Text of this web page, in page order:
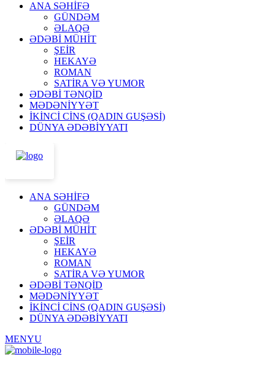
ANA SƏHİFƏ
GÜNDƏM
ƏLAQƏ
ƏDƏBİ MÜHİT
ŞEİR
HEKAYƏ
ROMAN
SATİRA VƏ YUMOR
ƏDƏBİ TƏNQİD
MƏDƏNİYYƏT
İKİNCİ CİNS (QADIN GUŞƏSİ)
DÜNYA ƏDƏBİYYATI
ANA SƏHİFƏ
GÜNDƏM
ƏLAQƏ
ƏDƏBİ MÜHİT
ŞEİR
HEKAYƏ
ROMAN
SATİRA VƏ YUMOR
ƏDƏBİ TƏNQİD
MƏDƏNİYYƏT
İKİNCİ CİNS (QADIN GUŞƏSİ)
DÜNYA ƏDƏBİYYATI
MENYU